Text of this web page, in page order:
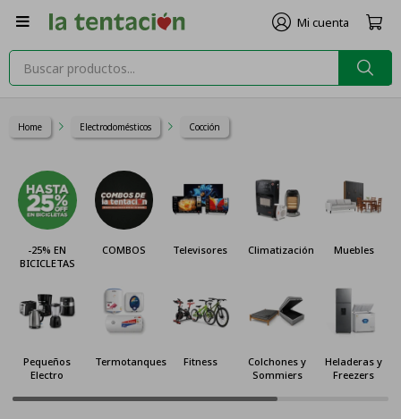

Home Electrodomésticos Cocción
-25% EN
BICICLETAS
COMBOS Televisores Climatización Muebles
Pequeños
Electro
Termotanques Fitness
Colchones y
Sommiers
Heladeras y
Freezers